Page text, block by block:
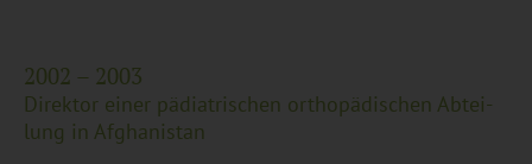
2002 – 2003
Di­rek­tor einer päd­ia­tri­schen or­tho­pä­di­schen Ab­tei­
lung in Af­gha­ni­stan